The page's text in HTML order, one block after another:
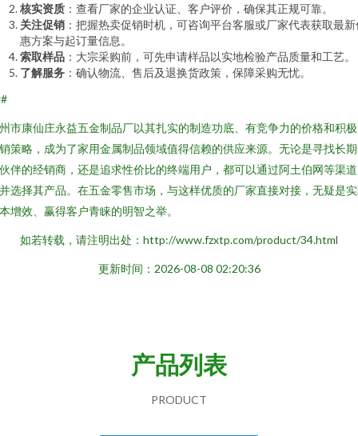
核实资质 ：查看厂家的企业认证、客户评价，确保其正规可靠。
关注促销 ：把握热卖促销时机，可咨询平台客服或厂家代表获取最新
惠方案与起订量信息。
索取样品 ：大宗采购前，可先申请样品以实地检验产品质量和工艺。
了解服务 ：确认物流、售后及退换货政策，保障采购无忧。
市康仙庄永益五金制品厂以其扎实的制造功底、有竞争力的价格和积
策略，成为了家用金属制品领域值得信赖的供应来源。无论是寻找长
伴的经销商，还是追求性价比的终端用户，都可以通过阿土伯网等渠
选择其产品。在五金零售市场，与这样优质的厂家直接对接，无疑是
增效、赢得客户青睐的明智之举。
如若转载，请注明出处：http://www.fzxtp.com/product/34.html
更新时间：2026-08-08 02:20:36
产品列表
PRODUCT